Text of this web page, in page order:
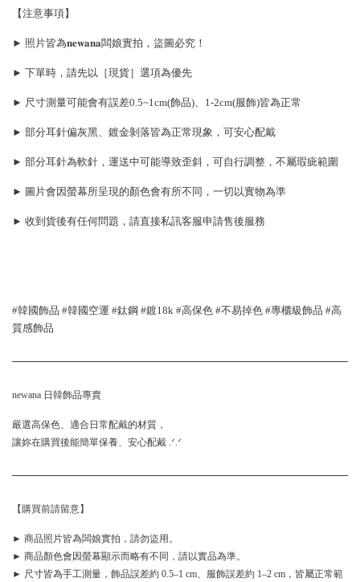
【注意事項】
► 照片皆為𝐧𝐞𝐰𝐚𝐧𝐚闆娘實拍，盜圖必究！
► 下單時，請先以［現貨］選項為優先
► 尺寸測量可能會有誤差0.5~1cm(飾品)、1-2cm(服飾)皆為正常
► 部分耳針偏灰黑、鍍金剝落皆為正常現象，可安心配戴
► 部分耳針為軟針，運送中可能導致歪斜，可自行調整，不屬瑕疵範圍
► 圖片會因螢幕所呈現的顏色會有所不同，一切以實物為準
► 收到貨後有任何問題，請直接私訊客服申請售後服務
#韓國飾品 #韓國空運 #鈦鋼 #鍍18k #高保色 #不易掉色 #專櫃級飾品 #高
質感飾品
newana 日韓飾品專賣
嚴選高保色、適合日常配戴的材質，
讓妳在購買後能簡單保養、安心配戴 .ᐟ.ᐟ
【購買前請留意】
► 商品照片皆為闆娘實拍，請勿盜用。
► 商品顏色會因螢幕顯示而略有不同，請以實品為準。
► 尺寸皆為手工測量，飾品誤差約 0.5–1 cm、服飾誤差約 1–2 cm，皆屬正常範